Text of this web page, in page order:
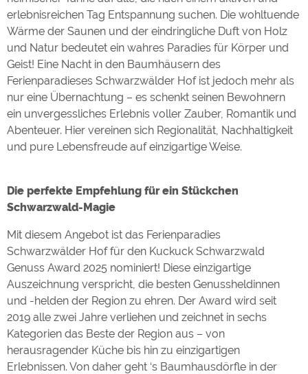
erlebnisreichen Tag Entspannung suchen. Die wohltuende
Wärme der Saunen und der eindringliche Duft von Holz
und Natur bedeutet ein wahres Paradies für Körper und
Geist! Eine Nacht in den Baumhäusern des
Ferienparadieses Schwarzwälder Hof ist jedoch mehr als
nur eine Übernachtung – es schenkt seinen Bewohnern
ein unvergessliches Erlebnis voller Zauber, Romantik und
Abenteuer. Hier vereinen sich Regionalität, Nachhaltigkeit
und pure Lebensfreude auf einzigartige Weise.
Die perfekte Empfehlung für ein Stückchen
Schwarzwald-Magie
Mit diesem Angebot ist das Ferienparadies
Schwarzwälder Hof für den Kuckuck Schwarzwald
Genuss Award 2025 nominiert! Diese einzigartige
Auszeichnung verspricht, die besten Genussheldinnen
und -helden der Region zu ehren. Der Award wird seit
2019 alle zwei Jahre verliehen und zeichnet in sechs
Kategorien das Beste der Region aus – von
herausragender Küche bis hin zu einzigartigen
Erlebnissen. Von daher geht ‘s Baumhausdörfle in der